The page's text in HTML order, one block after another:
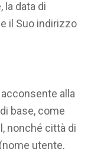
la data di
il Suo indirizzo
alla
base, come
nonché città di
utente,